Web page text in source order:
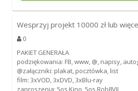
Wesprzyj projekt 10000 zł lub
0
PAKIET GENERAŁA
podziękowania: FB, www, @, napisy,
@załączniki: plakat, pocztówka, list
film: 3xVOD, 3xDVD, 3xBlu-ray
zaproszenia: 5os.Kino, 5os.Rob8VII